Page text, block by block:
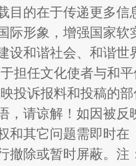
、麦地、白藏房 除
目的在于传递更多
际形象，增强国家
设和谐社会、和谐
担任文化使者与和
投诉报料和投稿的
，请谅解！如因被
和其它问题需即时在
撤除或暂时屏蔽。